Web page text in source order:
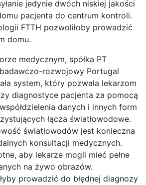
jedynie dwóch niskiej jakości
pacjenta do centrum kontroli.
FTTH pozwoliłoby prowadzić
domu.
medycznym, spółka PT
rozwojowy Portugal
system, który pozwala lekarzom
diagnostyce pacjenta za pomocą
danych i innych form
łącza światłowodowe.
światłowodów jest konieczna
konsultacji medycznych.
aby lekarze mogli mieć pełne
na żywo obrazów.
prowadzić do błędnej diagnozy